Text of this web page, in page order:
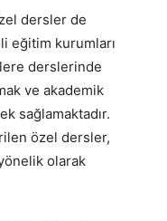
dersler de
eğitim kurumları
derslerinde
ve akademik
sağlamaktadır.
özel dersler,
olarak